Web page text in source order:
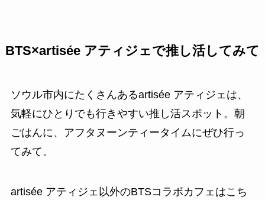
BTS×artisée アティジェで推し活してみて
ソウル市内にたくさんあるartisée アティジェは、
気軽にひとりでも行きやすい推し活スポット。朝
ごはんに、アフタヌーンティータイムにぜひ行っ
てみて。
artisée アティジェ以外のBTSコラボカフェはこち